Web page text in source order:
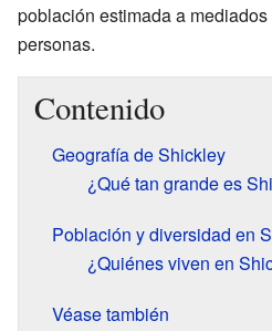
población estimada a
personas.
Contenido
Geografía de Shickley
¿Qué tan grande es
Población y diversidad en
¿Quiénes viven en
Véase también